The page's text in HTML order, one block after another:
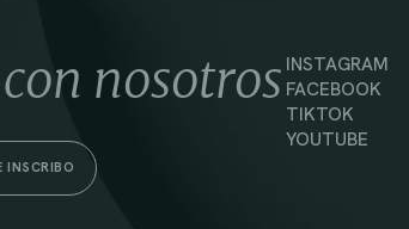
nosotros INSTAGRAM
FACEBOOK
TIKTOK
YOUTUBE